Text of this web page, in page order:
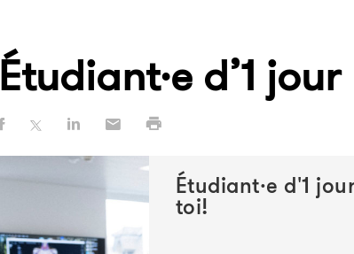
Étudiant·e d’1 jour
Étudiant·e d'1
toi!